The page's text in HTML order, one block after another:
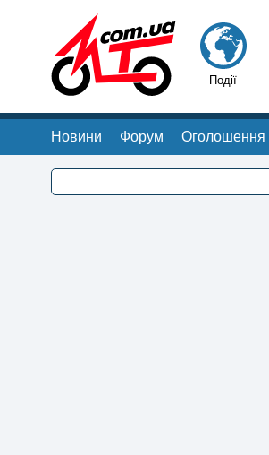
Події
Новини Форум Оголошення